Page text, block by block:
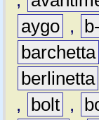
aygo ,
barchetta
berlinetta
,
bolt ,